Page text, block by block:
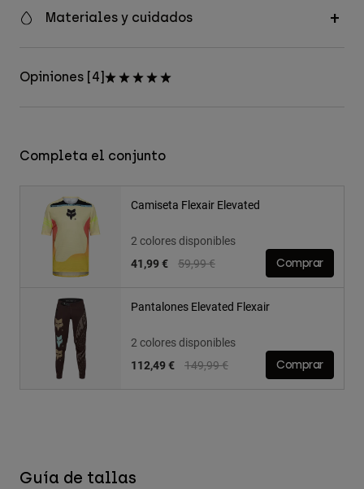
Materiales y cuidados
Opiniones [4]
Completa el conjunto
Camiseta Flexair Elevated
2 colores disponibles
Price reduced from
59,99 €to
41,99 € Comprar
Pantalones Elevated Flexair
2 colores disponibles
Price reduced from
149,99 €to
112,49 € Comprar
Guía de tallas